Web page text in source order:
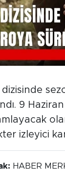
dizisinde
9
izleyici
HABER